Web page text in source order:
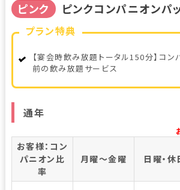
ピンク ピンクコンパニオンパ
プラン特典
【宴会時飲み放題トータル150分】コ
前の飲み放題サービス
通年
お客様：コン
パニオン比
率
月曜～金曜 日曜・休